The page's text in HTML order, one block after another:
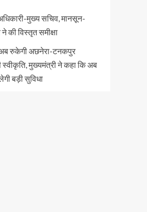
मुख्य सचिव, मानसून-
विस्तृत समीक्षा
रुकेगी अछनेरा-टनकपुर
मुख्यमंत्री ने कहा कि अब
बड़ी सुविधा